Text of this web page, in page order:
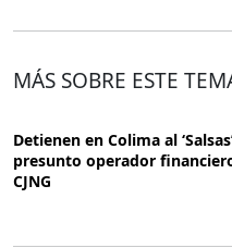
MÁS SOBRE ESTE
Detienen en Colima al
presunto operador
CJNG